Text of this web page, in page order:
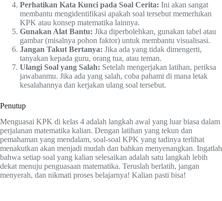
Perhatikan Kata Kunci pada Soal Cerita: Ini akan sangat
membantu mengidentifikasi apakah soal tersebut memerlukan
KPK atau konsep matematika lainnya.
Gunakan Alat Bantu: Jika diperbolehkan, gunakan tabel atau
gambar (misalnya pohon faktor) untuk membantu visualisasi.
Jangan Takut Bertanya: Jika ada yang tidak dimengerti,
tanyakan kepada guru, orang tua, atau teman.
Ulangi Soal yang Salah: Setelah mengerjakan latihan, periksa
jawabanmu. Jika ada yang salah, coba pahami di mana letak
kesalahannya dan kerjakan ulang soal tersebut.
Penutup
Menguasai KPK di kelas 4 adalah langkah awal yang luar biasa dalam
perjalanan matematika kalian. Dengan latihan yang tekun dan
pemahaman yang mendalam, soal-soal KPK yang tadinya terlihat
menakutkan akan menjadi mudah dan bahkan menyenangkan. Ingatlah
bahwa setiap soal yang kalian selesaikan adalah satu langkah lebih
dekat menuju penguasaan matematika. Teruslah berlatih, jangan
menyerah, dan nikmati proses belajarnya! Kalian pasti bisa!